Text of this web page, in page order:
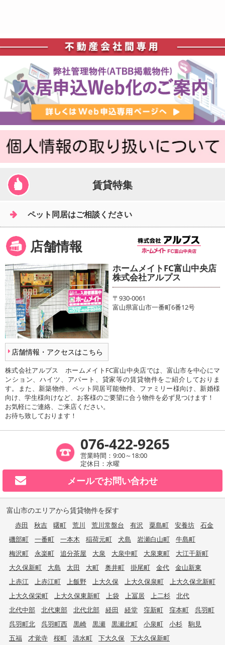
賃貸特集
ペット同居はご相談ください
店舗情報
店舗情報・アクセスはこちら
ホームメイトFC富山中央店
株式会社アルプス
〒930-0061
富山県富山市一番町6番12号
株式会社アルプス ホームメイトFC富山中央店では、富山市を中心にマ
ンション、ハイツ、アパート、貸家等の賃貸物件をご紹介しておりま
す。また、新築物件、ペット同居可能物件、ファミリー様向け、新婚様
向け、学生様向けなど、お客様のご要望に合う物件を必ず見つけます！
お気軽にご連絡、ご来店ください。
お待ち致しております！
076-422-9265
営業時間：9:00～18:00
定休日：水曜
メールでお問い合わせ
富山市のエリアから賃貸物件を探す
赤田 秋吉 曙町 荒川 荒川常盤台 有沢 粟島町 安養坊
石金
磯部町
一番町 一本木 稲荷元町 犬島 岩瀬白山町
牛島町
梅沢町
永楽町 追分茶屋 大泉 大泉中町 大泉東町
大江干新町
大久保新町
大島 太田 大町 奥井町 掛尾町 金代
金山新東
上赤江
上赤江町 上飯野 上大久保 上大久保泉町
上大久保北新町
上大久保栄町
上大久保東新町 上袋 上冨居 上二杉
北代
北代中部
北代東部 北代北部 経田 経堂 窪新町 窪本町
呉羽町
呉羽町北
呉羽町西 黒崎 黒瀬 黒瀬北町 小泉町 小杉
駒見
五福
才覚寺 桜町 清水町 下大久保
下大久保新町